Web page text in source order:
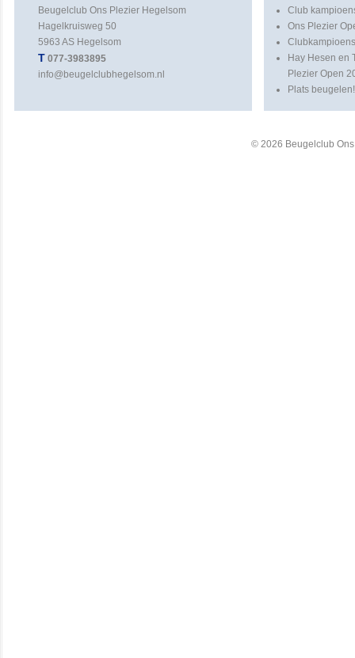
Beugelclub Ons Plezier Hegelsom
Hagelkruisweg 50
5963 AS Hegelsom
T 077-3983895
info@beugelclubhegelsom.nl
Club
Ons Plezier
Hay Hesen en
Plezier Open
Plats beugelen!
© 2026 Beugelclub